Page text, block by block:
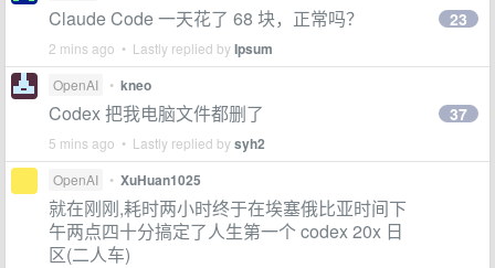
Claude Code 一天花了 68 块，正常吗？
2 mins ago • Lastly replied byIpsum
23
OpenAI • kneo
Codex 把我电脑文件都删了
5 mins ago • Lastly replied bysyh2
37
OpenAI • XuHuan1025
就在刚刚,耗时两小时终于在埃塞俄比亚时间下
午两点四十分搞定了人生第一个 codex 20x 日
区(二人车)